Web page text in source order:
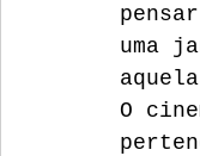
uma
O